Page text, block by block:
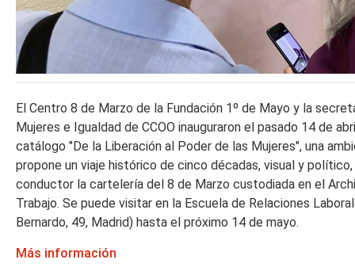
El Centro 8 de Marzo de la Fundación 1º de Mayo y la
Mujeres e Igualdad de CCOO inauguraron el pasado 14 de
catálogo "De la Liberación al Poder de las Mujeres", una
propone un viaje histórico de cinco décadas, visual y
conductor la cartelería del 8 de Marzo custodiada en el
Trabajo. Se puede visitar en la Escuela de Relaciones
Bernardo, 49, Madrid) hasta el próximo 14 de mayo.
Más información